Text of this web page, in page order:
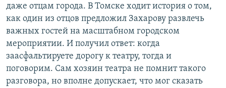
даже отцам города. В Томске ходит история о том,
как один из отцов предложил Захарову развлечь
важных гостей на масштабном городском
мероприятии. И получил ответ: когда
заасфальтируете дорогу к театру, тогда и
поговорим. Сам хозяин театра не помнит такого
разговора, но вполне допускает, что мог сказать